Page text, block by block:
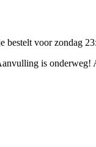
bestelt voorzondag
is